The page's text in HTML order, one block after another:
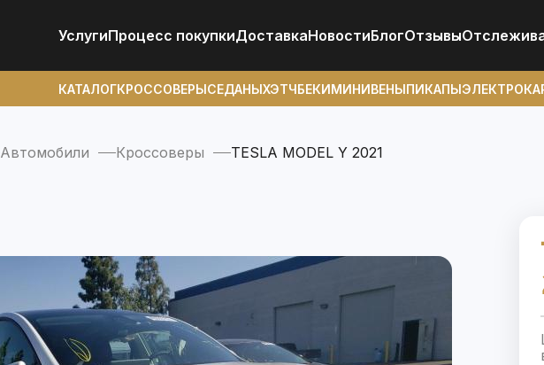
УслугиПроцесс покупкиДоставкаНовостиБлогОтзывы
КАТАЛОГКРОССОВЕРЫСЕДАНЫХЭТЧБЕКИМИНИВЕНЫПИКАПЫ
Автомобили Кроссоверы TESLA MODEL Y 2021